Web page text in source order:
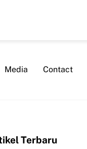
Media Contact
Terbaru